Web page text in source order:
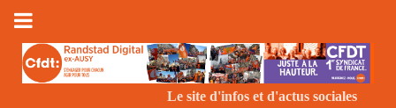
Le site d'infos et d'actus sociales